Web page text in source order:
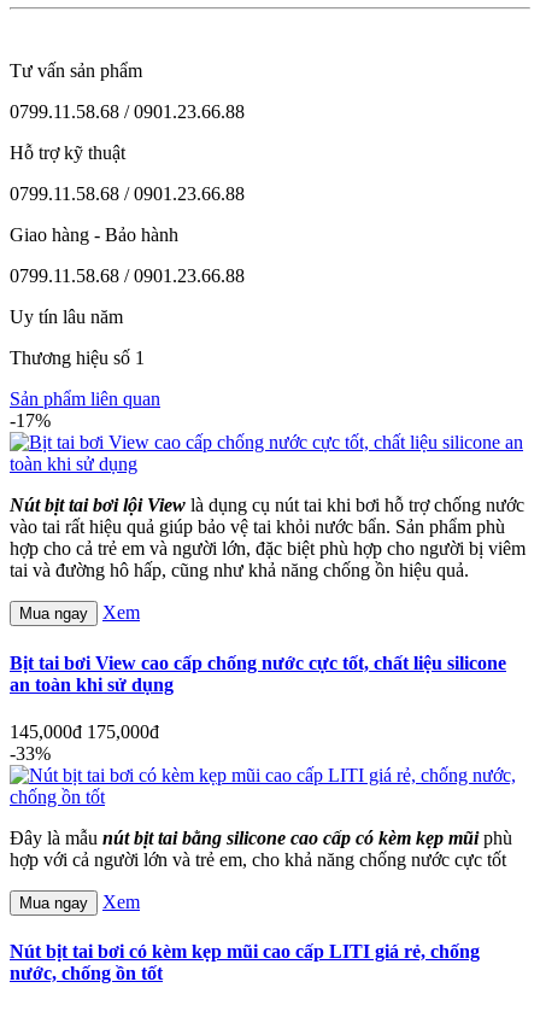
Tư vấn sản phẩm
0799.11.58.68 / 0901.23.66.88
Hỗ trợ kỹ thuật
0799.11.58.68 / 0901.23.66.88
Giao hàng - Bảo hành
0799.11.58.68 / 0901.23.66.88
Uy tín lâu năm
Thương hiệu số 1
Sản phẩm liên quan
-17%
Nút bịt tai bơi lội View là dụng cụ nút tai khi bơi hỗ trợ chống nước
vào tai rất hiệu quả giúp bảo vệ tai khỏi nước bẩn. Sản phẩm phù
hợp cho cả trẻ em và người lớn, đặc biệt phù hợp cho người bị viêm
tai và đường hô hấp, cũng như khả năng chống ồn hiệu quả.
Mua ngay Xem
Bịt tai bơi View cao cấp chống nước cực tốt, chất liệu silicone
an toàn khi sử dụng
145,000đ 175,000đ
-33%
Đây là mẫu nút bịt tai bằng silicone cao cấp có kèm kẹp mũiphù
hợp với cả người lớn và trẻ em, cho khả năng chống nước cực tốt
Mua ngay Xem
Nút bịt tai bơi có kèm kẹp mũi cao cấp LITI giá rẻ, chống
nước, chống ồn tốt